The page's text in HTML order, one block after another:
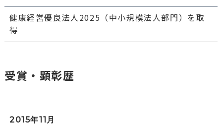
健康経営優良法人2025（中小規模法人部門）を取
得
受賞・顕彰歴
2015年11月